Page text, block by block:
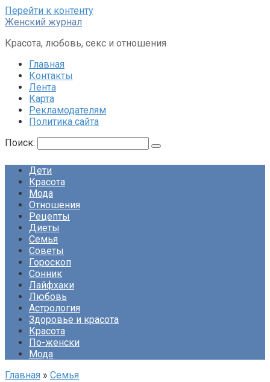
Перейти к контенту
Женский журнал
Красота, любовь, секс и отношения
Главная
Контакты
Лента
Карта
Рекламодателям
Политика сайта
Поиск:
Дети
Красота
Мода
Отношения
Рецепты
Диеты
Семья
Советы
Гороскоп
Сонник
Лайфхаки
Любовь
Астрология
Здоровье и красота
Красота
По-женски
Мода
Главная » Семья